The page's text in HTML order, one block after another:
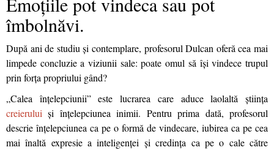
îmbolnăvi.
După ani de studiu și contemplare, profesorul Dulcan oferă cea mai
limpede concluzie a viziunii sale: poate omul să își vindece trupul
prin forța propriului gând?
„Calea înțelepciunii” este lucrarea care aduce laolaltă știința
creierului și înțelepciunea inimii. Pentru prima dată, profesorul
descrie înțelepciunea ca pe o formă de vindecare, iubirea ca pe cea
mai înaltă expresie a inteligenței și credința ca pe o cale către